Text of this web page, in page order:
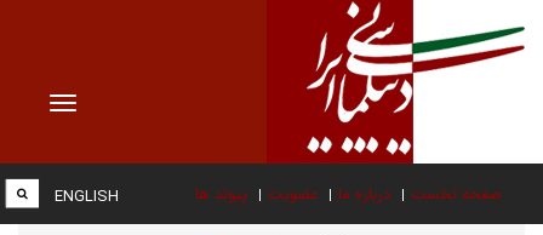
Toggle
صفحه نخست درباره ما عضویت پیوند ها ENGLISH